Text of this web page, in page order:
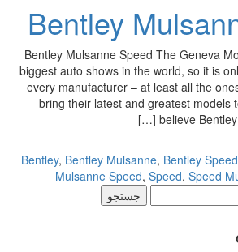
Bentley
Bentley Mulsanne Speed The Geneva
biggest auto shows in the world, so it is
every manufacturer – at least all the
bring their latest and greatest
believe
Bentley,Bentley Mulsanne,Bentley
Mulsanne Speed,Speed,Speed